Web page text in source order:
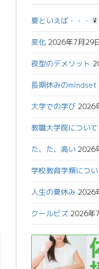
夏といえば・・・
変化 2026年7月29
夜型のデメリット
長期休みのmindset
大学での学び 2026
教職大学院について
た、た、高い 2026
学校教育学類につい
人生の夏休み 2026
クールビズ 2026年